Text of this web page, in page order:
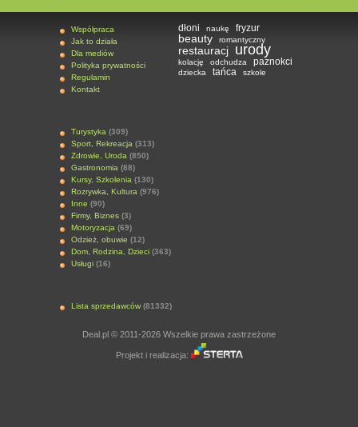
Współpraca
Jak to działa
Dla mediów
Polityka prywatności
Regulamin
Kontakt
Turystyka (309)
Sport, Rekreacja (313)
Zdrowie, Uroda (850)
Gastronomia (88)
Kursy, Szkolenia (130)
Rozrywka, Kultura (976)
Inne (90)
Firmy, Biznes (3)
Motoryzacja (69)
Odzież, obuwie (12)
Dom, Rodzina, Dzieci (363)
Usługi (16)
Lista sprzedawców (81332)
dłoni naukę fryzur
beauty romantyczny
restauracj urody
kolację odchudza paznokci
dziecka tańca szkole
Deal.pl © 2011-2026 Wszelkie prawa zastrzeżone
Projekt i realizacja: